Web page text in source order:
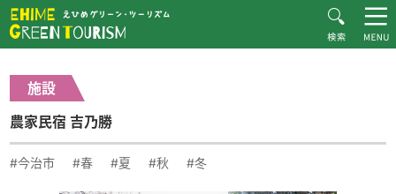
MOVIE
CONTACT
▶︎日本語
施設
農家民宿 吉乃勝
#今治市 #春 #夏 #秋 #冬